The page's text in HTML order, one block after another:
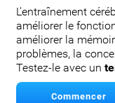
L'entraînement
améliorer le
améliorer la
problèmes, la
Testez-le avec un
Commencer